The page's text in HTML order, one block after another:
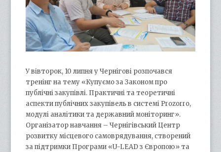
У вівторок, 10 липня у Чернігові розпочався
тренінг на тему «Купуємо за Законом про
публічні закупівлі. Практичні та теоретичні
аспекти публічних закупівель в системі Prozorro,
модулі аналітики та державний моніторинг».
Організатор навчання – Чернігівський Центр
розвитку місцевого самоврядування, створений
за підтримки Програми «U-LEAD з Європою» та